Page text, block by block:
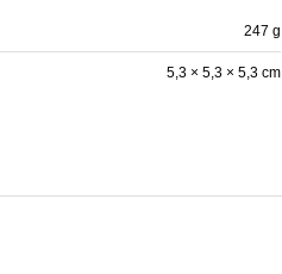
247 g
5,3 × 5,3 × 5,3 cm